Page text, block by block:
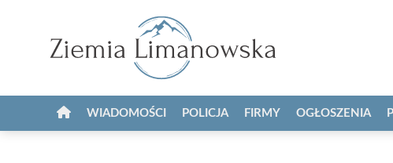
WIADOMOŚCI POLICJA FIRMY OGŁOSZENIA